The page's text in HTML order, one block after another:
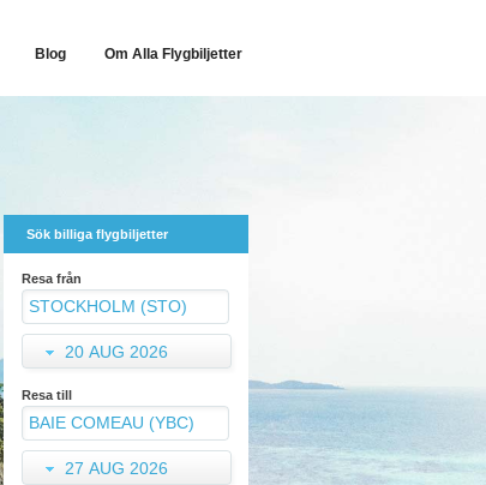
Blog Om Alla Flygbiljetter
Sök billiga flygbiljetter
Resa från
20 AUG 2026
Resa till
27 AUG 2026